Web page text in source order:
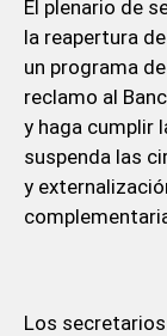
El plenario de
la reapertura
un programa
reclamo al
y haga cumplir
suspenda las
y
Los